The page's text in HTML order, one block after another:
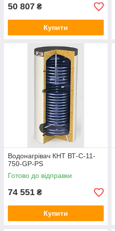
50 807 ₴
Купити
Водонагрівач КНТ ВТ-C-11-
750-GP-PS
Готово до відправки
74 551 ₴
Купити